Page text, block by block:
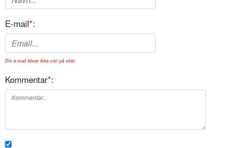
E-mail*:
Din e-mail bliver ikke vist på sitet.
Kommentar*: